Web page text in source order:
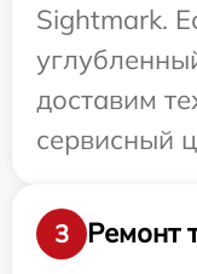
Sightmark.
доставим
сервисный
3
Ремонт